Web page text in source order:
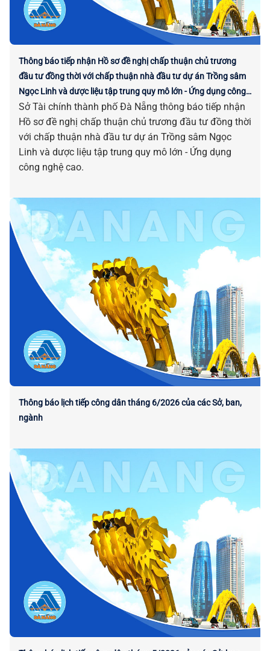
Thông báo tiếp nhận Hồ sơ đề nghị chấp thuận chủ trương
đầu tư đồng thời với chấp thuận nhà đầu tư dự án Trồng sâm
Ngọc Linh và dược liệu tập trung quy mô lớn - Ứng dụng công
nghệ cao
Sở Tài chính thành phố Đà Nẵng thông báo tiếp nhận
Hồ sơ đề nghị chấp thuận chủ trương đầu tư đồng thời
với chấp thuận nhà đầu tư dự án Trồng sâm Ngọc
Linh và dược liệu tập trung quy mô lớn - Ứng dụng
công nghệ cao.
Thông báo lịch tiếp công dân tháng 6/2026 của các Sở, ban,
ngành